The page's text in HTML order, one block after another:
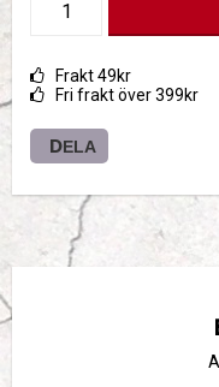
Frakt 49kr
Fri frakt över 399kr
DELA